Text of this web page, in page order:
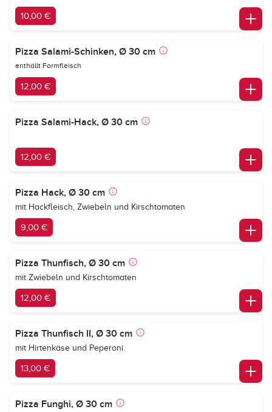
10,00 €
Pizza Salami-Schinken, Ø 30 cm
enthällt Formfleisch
12,00 €
Pizza Salami-Hack, Ø 30 cm
12,00 €
Pizza Hack, Ø 30 cm
mit Hackfleisch, Zwiebeln und Kirschtomaten
9,00 €
Pizza Thunfisch, Ø 30 cm
mit Zwiebeln und Kirschtomaten
12,00 €
Pizza Thunfisch II, Ø 30 cm
mit Hirtenkäse und Peperoni
13,00 €
Pizza Funghi, Ø 30 cm